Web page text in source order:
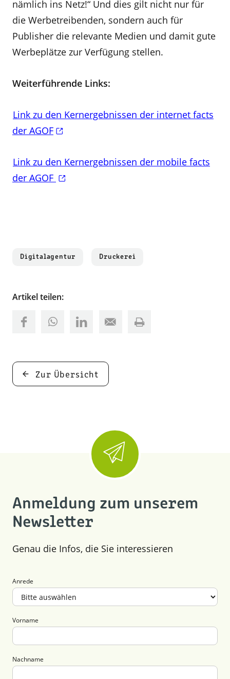
nämlich ins Netz!“ Und dies gilt nicht nur für
die Werbetreibenden, sondern auch für
Publisher die relevante Medien und damit gute
Werbeplätze zur Verfügung stellen.
Weiterführende Links:
Link zu den Kernergebnissen der internet facts
der AGOF
Link zu den Kernergebnissen der mobile facts
der AGOF
Digitalagentur Druckerei
Artikel teilen:
Zur Übersicht
Anmeldung zum unserem
Newsletter
Genau die Infos, die Sie interessieren
Anrede
Vorname
Nachname